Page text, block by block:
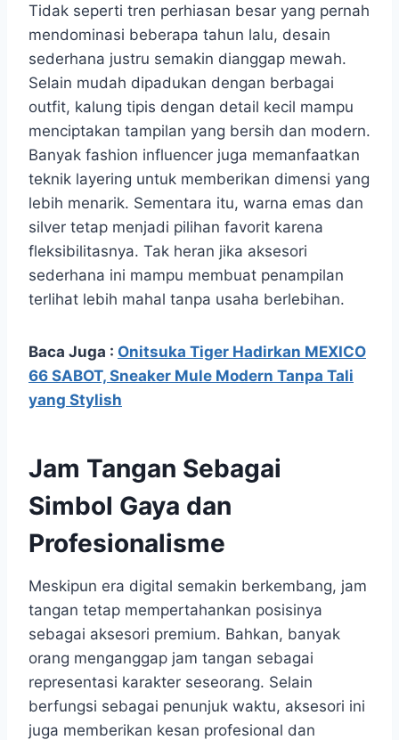
Tidak seperti tren perhiasan besar yang pernah
mendominasi beberapa tahun lalu, desain
sederhana justru semakin dianggap mewah.
Selain mudah dipadukan dengan berbagai
outfit, kalung tipis dengan detail kecil mampu
menciptakan tampilan yang bersih dan modern.
Banyak fashion influencer juga memanfaatkan
teknik layering untuk memberikan dimensi yang
lebih menarik. Sementara itu, warna emas dan
silver tetap menjadi pilihan favorit karena
fleksibilitasnya. Tak heran jika aksesori
sederhana ini mampu membuat penampilan
terlihat lebih mahal tanpa usaha berlebihan.
Baca Juga : Onitsuka Tiger Hadirkan MEXICO
66 SABOT, Sneaker Mule Modern Tanpa Tali
yang Stylish
Jam Tangan Sebagai
Simbol Gaya dan
Profesionalisme
Meskipun era digital semakin berkembang, jam
tangan tetap mempertahankan posisinya
sebagai aksesori premium. Bahkan, banyak
orang menganggap jam tangan sebagai
representasi karakter seseorang. Selain
berfungsi sebagai penunjuk waktu, aksesori ini
juga memberikan kesan profesional dan